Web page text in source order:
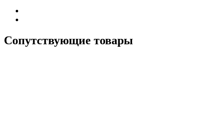
Сопутствующие товары